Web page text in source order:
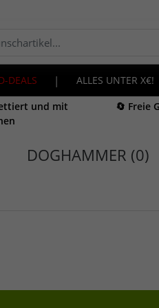
DEALS | ALLES UNTER X€!
und mit
🔄 Freie
DOGHAMMER (0)